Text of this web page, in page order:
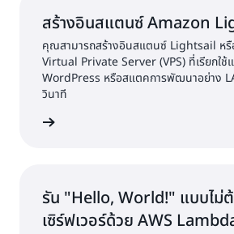
สร้างอินสแตนซ์ Amazon
คุณสามารถสร้างอินสแตนซ์ Lightsail หรื
Virtual Private Server (VPS) ที่เรียกใช้
WordPress หรือสแตคการพัฒนาอย่าง
วินาที
รัน "Hello, World!" แบบไม่
เซิร์ฟเวอร์ด้วย AWS